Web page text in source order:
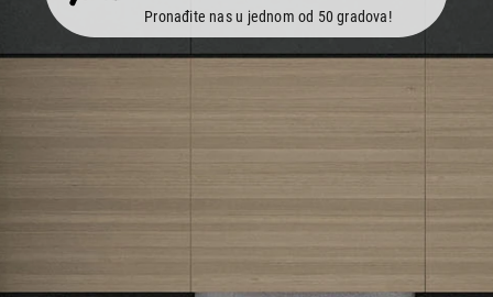
Pronađite nas u jednom od 50 gradova!
Prijavite se na naš newsletter i primajte preko emaila specijalne i